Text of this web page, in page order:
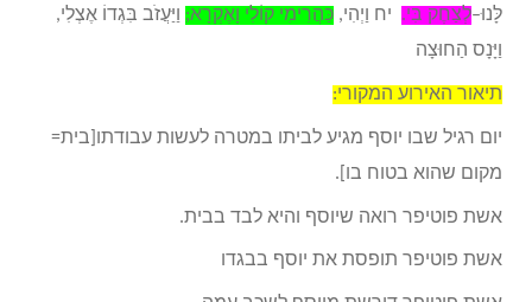
לָּנוּ–לְצַחֶק בִּי. יח וַיְהִי, כַּהֲרִימִי קוֹלִי וָאֶקְרָא; וַיַּעֲזֹב בִּגְדוֹ אֶצְלִי,
וַיָּנָס הַחוּצָה
תיאור האירוע המקורי:
יום רגיל שבו יוסף מגיע לביתו במטרה לעשות עבודתו[בית=
מקום שהוא בטוח בו].
אשת פוטיפר רואה שיוסף והיא לבד בבית.
אשת פוטיפר תופסת את יוסף בבגדו